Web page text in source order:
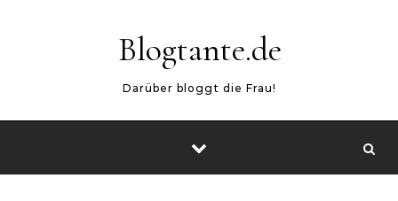
Blogtante.de
Darüber bloggt die Frau!